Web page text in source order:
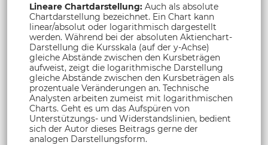
Lineare Chartdarstellung: Auch als absolute
Chartdarstellung bezeichnet. Ein Chart kann
linear/absolut oder logarithmisch dargestellt
werden. Während bei der absoluten Aktienchart-
Darstellung die Kursskala (auf der y-Achse)
gleiche Abstände zwischen den Kursbeträgen
aufweist, zeigt die logarithmische Darstellung
gleiche Abstände zwischen den Kursbeträgen als
prozentuale Veränderungen an. Technische
Analysten arbeiten zumeist mit logarithmischen
Charts. Geht es um das Aufspüren von
Unterstützungs- und Widerstandslinien, bedient
sich der Autor dieses Beitrags gerne der
analogen Darstellungsform.